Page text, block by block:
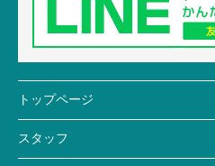
トップページ
スタッフ